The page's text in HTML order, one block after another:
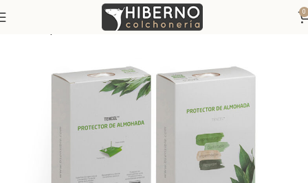
0
Ropa de Cama Fundas de almohada